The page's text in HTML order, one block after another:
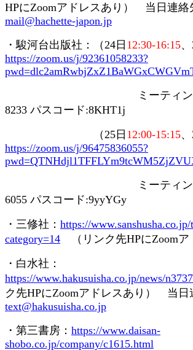
HPにZoomアドレスあり） 当日連絡
mail@hachette-japon.jp
・駿河台出版社：（24 日 12:30-16:15、
https://zoom.us/j/92361058233?
ミーティ
8233 パスコード:8KHT1j
（25 日 12:00-15:15、
https://zoom.us/j/96475836055?
ミーティ
6055 パスコード:9yyYGy
・三修社： https://
category=14 （リンク先HPにZoomア
・白水社：
https://www.hakusuisha.co.jp/news/
ク先HPにZoomアドレスあり） 当日
text@hakusuisha.co.jp
・第三書房： https://www.daisan-
shobo.co.jp/company/c1615.html